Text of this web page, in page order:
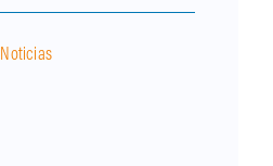
Noticias